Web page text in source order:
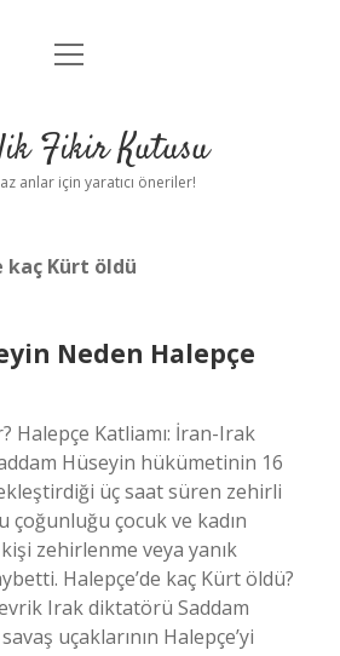
Anasayfa
Yasal Uyarı
menüyü
Fikir Kutusu
anlar için yaratıcı öneriler!
kaç Kürt öldü
Neden Halepçe
Halepçe Katliamı: İran-Irak
Hüseyin hükümetinin 16
üç saat süren zehirli
çoğunluğu çocuk ve kadın
zehirlenme veya yanık
Halepçe’de kaç Kürt öldü?
Irak diktatörü Saddam
uçaklarının Halepçe’yi